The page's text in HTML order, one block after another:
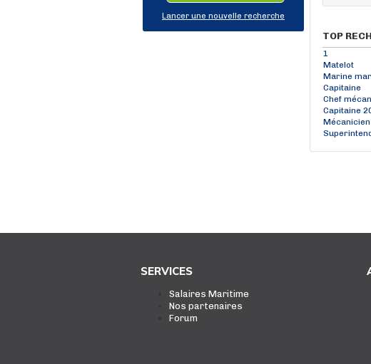
Lancer une nouvelle recherche
TOP
1
Matelot
Marine
Capitaine
Chef
Capitaine
Mécanicien
SERVICES
Salaires Maritime
Nos partenaires
Forum